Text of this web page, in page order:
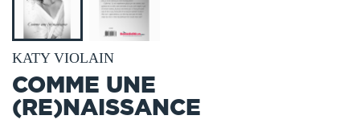
KATY VIOLAIN
COMME UNE
(RE)NAISSANCE